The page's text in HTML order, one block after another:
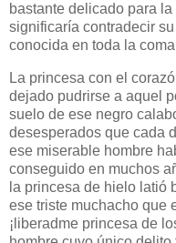
bastante delicado para
significaría contradecir
conocida en toda la
La princesa con el
dejado pudrirse a aquel
suelo de ese negro
desesperados que cada
ese miserable hombre
conseguido en muchos
la princesa de hielo latió
ese triste muchacho que
¡liberadme princesa de